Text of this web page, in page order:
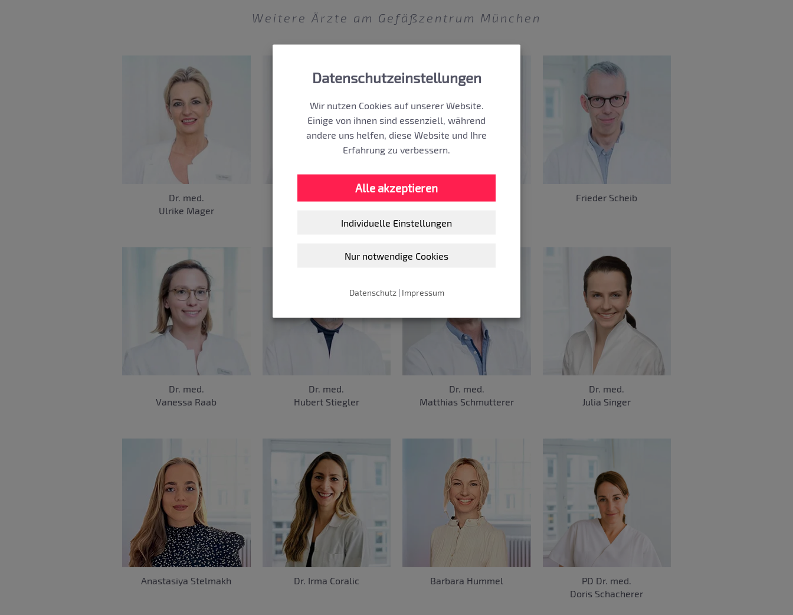
Weitere Ärzte am Gefäßzentrum München
Dr. med.
Ulrike Mager
Frieder Scheib
Dr. med.
Vanessa Raab
Dr. med.
Hubert Stiegler
Dr. med.
Matthias Schmutterer
Dr. med.
Julia Singer
Anastasiya Stelmakh Dr. Irma Coralic Barbara Hummel
PD Dr. med.
Doris Schacherer
Datenschutzeinstellungen
Wir nutzen Cookies auf unserer Website.
Einige von ihnen sind essenziell, während
andere uns helfen, diese Website und Ihre
Erfahrung zu verbessern.
Alle akzeptieren
Individuelle Einstellungen
Nur notwendige Cookies
Datenschutz | Impressum